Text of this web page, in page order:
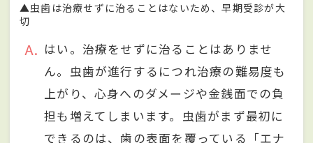
▲虫歯は治療せずに治ることはないため、早期受診が大
切
A
はい。治療をせずに治ることはありませ
ん。虫歯が進行するにつれ治療の難易度も
上がり、心身へのダメージや金銭面での負
担も増えてしまいます。虫歯がまず最初に
できるのは、歯の表面を覆っている「エナ